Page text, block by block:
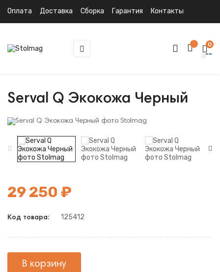
Оплата Доставка Сборка Гарантия Контакты
Toggle
navigation
☰ 0
Serval Q Экокожа Черный
29 250 ₽
Код товара: 125412
В корзину